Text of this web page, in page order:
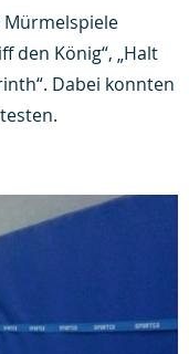
Mürmelspiele
den König“, „Halt
Dabei konnten